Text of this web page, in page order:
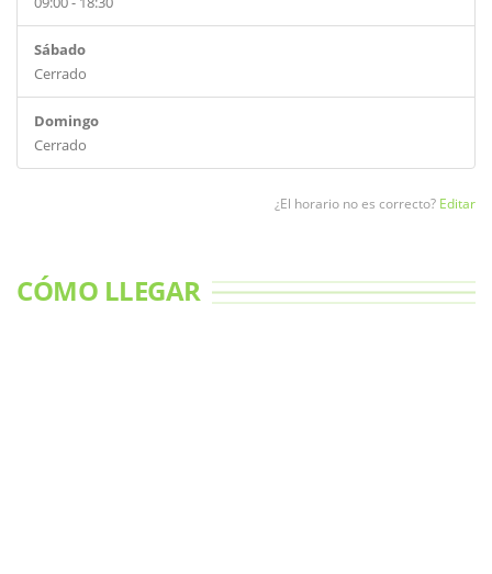
Sábado
Cerrado
Domingo
Cerrado
¿El horario no es correcto? Editar
CÓMO LLEGAR